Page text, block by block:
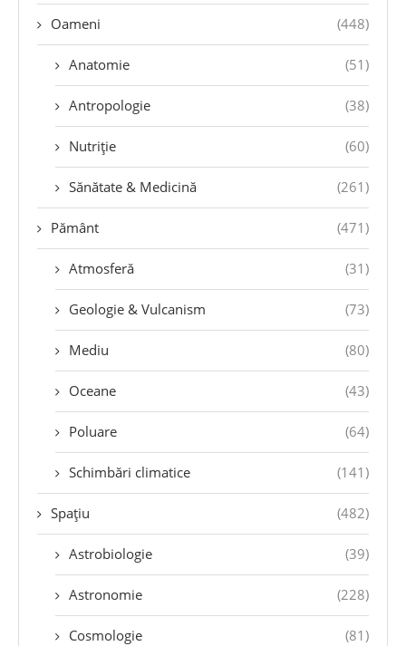
Oameni (448)
Anatomie (51)
Antropologie (38)
Nutriție (60)
Sănătate & Medicină (261)
Pământ (471)
Atmosferă (31)
Geologie & Vulcanism (73)
Mediu (80)
Oceane (43)
Poluare (64)
Schimbări climatice (141)
Spațiu (482)
Astrobiologie (39)
Astronomie (228)
Cosmologie (81)